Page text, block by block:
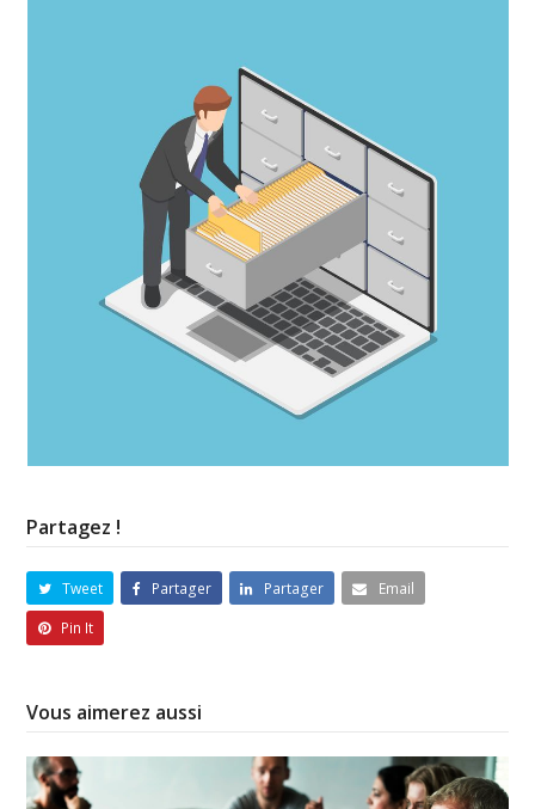
Partagez !
Tweet Partager Partager
Email
Pin It
Vous aimerez aussi